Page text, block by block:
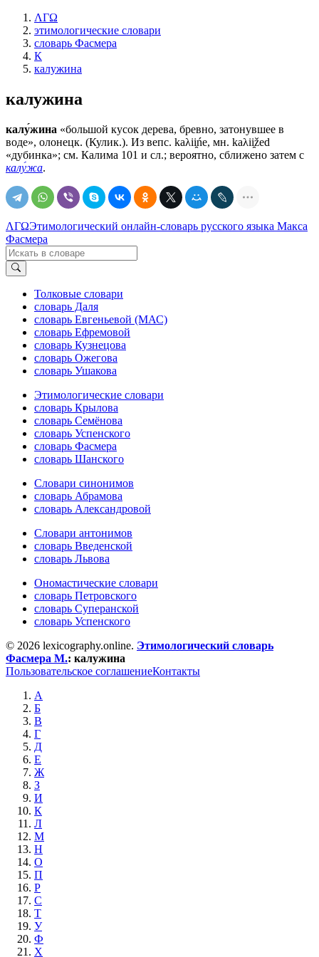
ΛΓΩ
этимологические словари
словарь Фасмера
К
калужина
калужина
калу́жина «большой кусок дерева, бревно, затонувшее в
воде», олонецк. (Кулик.). Из вепс. kaλii̯ńe, мн. kaλii̯žed
«дубинка»; см. Калима 101 и сл.; вероятно, сближено затем с
калу́жа.
ΛΓΩЭтимологический онлайн-словарь русского языка Макса
Фасмера
Толковые словари
словарь Даля
словарь Евгеньевой (МАС)
словарь Ефремовой
словарь Кузнецова
словарь Ожегова
словарь Ушакова
Этимологические словари
словарь Крылова
словарь Семёнова
словарь Успенского
словарь Фасмера
словарь Шанского
Словари синонимов
словарь Абрамова
словарь Александровой
Словари антонимов
словарь Введенской
словарь Львова
Ономастические словари
словарь Петровского
словарь Суперанской
словарь Успенского
© 2026 lexicography.online. Этимологический словарь
Фасмера М.: калужина
Пользовательское соглашениеКонтакты
А
Б
В
Г
Д
Е
Ж
З
И
К
Л
М
Н
О
П
Р
С
Т
У
Ф
Х